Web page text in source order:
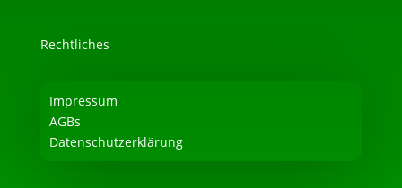
Rechtliches
Impressum
AGBs
Datenschutzerklärung